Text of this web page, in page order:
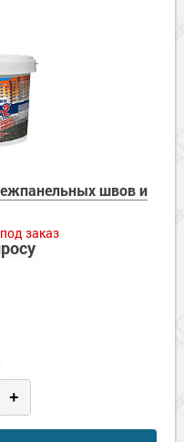
швов и
заказ
+